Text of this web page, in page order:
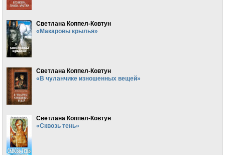
Светлана Коппел-Ковтун
«Макаровы крылья»
Светлана Коппел-Ковтун
«В чуланчике изношенных вещей»
Светлана Коппел-Ковтун
«Сквозь тень»